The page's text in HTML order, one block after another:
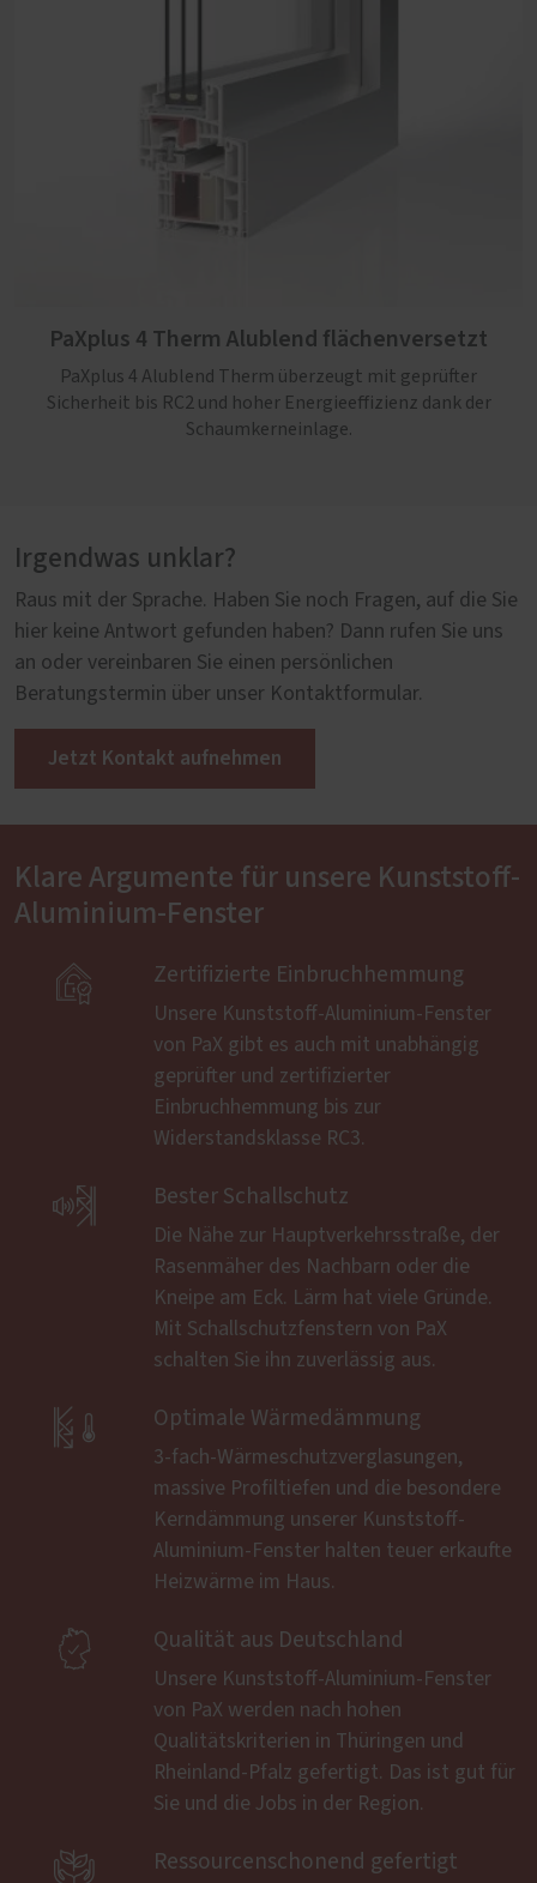
PaXplus 4 Therm Alublend flächenversetzt
PaXplus 4 Alublend Therm überzeugt mit geprüfter
Sicherheit bis RC2 und hoher Energieeffizienz dank der
Schaumkerneinlage.
PaXplus 4 Therm Alublend flächenbündig
PaXplus 4 Alublend Therm überzeugt mit geprüfter
jedem Neubau.
Irgendwas unklar?
Raus mit der Sprache. Haben Sie noch Fragen, auf die Sie
hier keine Antwort gefunden haben? Dann rufen Sie uns
an oder vereinbaren Sie einen persönlichen
Beratungstermin über unser Kontaktformular.
Jetzt Kontakt aufnehmen
Klare Argumente für unsere Kunststoff-
Aluminium-Fenster
 Zertifizierte Einbruchhemmung
Unsere Kunststoff-Aluminium-Fenster
von PaX gibt es auch mit unabhängig
geprüfter und zertifizierter
Einbruchhemmung bis zur
Widerstandsklasse RC3.
 Bester Schallschutz
Die Nähe zur Hauptverkehrsstraße, der
Rasenmäher des Nachbarn oder die
Kneipe am Eck. Lärm hat viele Gründe.
Mit Schallschutzfenstern von PaX
schalten Sie ihn zuverlässig aus.
 Optimale Wärmedämmung
3-fach-Wärmeschutzverglasungen,
massive Profiltiefen und die besondere
Kerndämmung unserer Kunststoff-
Aluminium-Fenster halten teuer erkaufte
Heizwärme im Haus.
 Qualität aus Deutschland
Unsere Kunststoff-Aluminium-Fenster
von PaX werden nach hohen
Qualitätskriterien in Thüringen und
Rheinland-Pfalz gefertigt. Das ist gut für
Sie und die Jobs in der Region.
 Ressourcenschonend gefertigt